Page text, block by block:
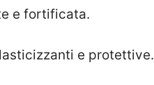
e fortificata.
e protettive.